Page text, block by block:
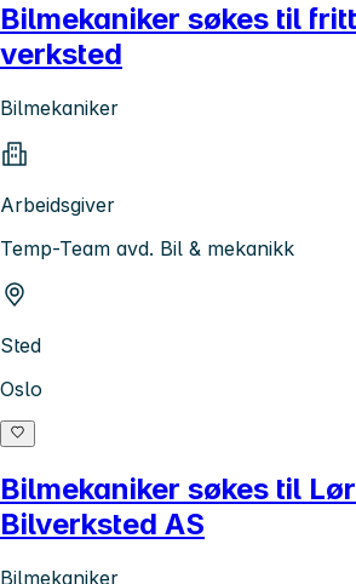
Bilmekaniker søkes til
verksted
Bilmekaniker
Arbeidsgiver
Temp-Team avd. Bil & mekanikk
Sted
Oslo
Bilmekaniker søkes til
Bilverksted AS
Bilmekaniker